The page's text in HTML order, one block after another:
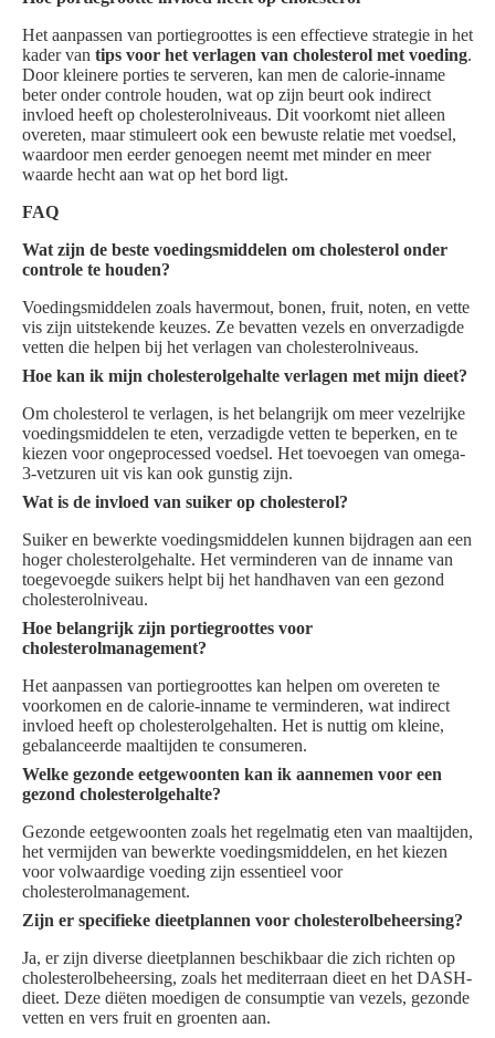
Het aanpassen van portiegroottes is een effectieve strategie in het
kader van tips voor het verlagen van cholesterol met voeding.
Door kleinere porties te serveren, kan men de calorie-inname
beter onder controle houden, wat op zijn beurt ook indirect
invloed heeft op cholesterolniveaus. Dit voorkomt niet alleen
overeten, maar stimuleert ook een bewuste relatie met voedsel,
waardoor men eerder genoegen neemt met minder en meer
waarde hecht aan wat op het bord ligt.
FAQ
Wat zijn de beste voedingsmiddelen om cholesterol onder
controle te houden?
Voedingsmiddelen zoals havermout, bonen, fruit, noten, en vette
vis zijn uitstekende keuzes. Ze bevatten vezels en onverzadigde
vetten die helpen bij het verlagen van cholesterolniveaus.
Hoe kan ik mijn cholesterolgehalte verlagen met mijn dieet?
Om cholesterol te verlagen, is het belangrijk om meer vezelrijke
voedingsmiddelen te eten, verzadigde vetten te beperken, en te
kiezen voor ongeprocessed voedsel. Het toevoegen van omega-
3-vetzuren uit vis kan ook gunstig zijn.
Wat is de invloed van suiker op cholesterol?
Suiker en bewerkte voedingsmiddelen kunnen bijdragen aan een
hoger cholesterolgehalte. Het verminderen van de inname van
toegevoegde suikers helpt bij het handhaven van een gezond
cholesterolniveau.
Hoe belangrijk zijn portiegroottes voor
cholesterolmanagement?
Het aanpassen van portiegroottes kan helpen om overeten te
voorkomen en de calorie-inname te verminderen, wat indirect
invloed heeft op cholesterolgehalten. Het is nuttig om kleine,
gebalanceerde maaltijden te consumeren.
Welke gezonde eetgewoonten kan ik aannemen voor een
gezond cholesterolgehalte?
Gezonde eetgewoonten zoals het regelmatig eten van maaltijden,
het vermijden van bewerkte voedingsmiddelen, en het kiezen
voor volwaardige voeding zijn essentieel voor
cholesterolmanagement.
Zijn er specifieke dieetplannen voor cholesterolbeheersing?
Ja, er zijn diverse dieetplannen beschikbaar die zich richten op
cholesterolbeheersing, zoals het mediterraan dieet en het DASH-
dieet. Deze diëten moedigen de consumptie van vezels, gezonde
vetten en vers fruit en groenten aan.